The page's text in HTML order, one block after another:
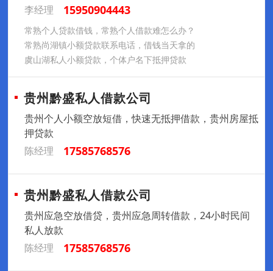
李经理
15950904443
常熟个人贷款借钱，常熟个人借款难怎么办？
常熟尚湖镇小额贷款联系电话，借钱当天拿的
虞山湖私人小额贷款，个体户名下抵押贷款
贵州黔盛私人借款公司
贵州个人小额空放短借，快速无抵押借款，贵州房屋抵
押贷款
陈经理
17585768576
贵州黔盛私人借款公司
贵州应急空放借贷，贵州应急周转借款，24小时民间
私人放款
陈经理
17585768576